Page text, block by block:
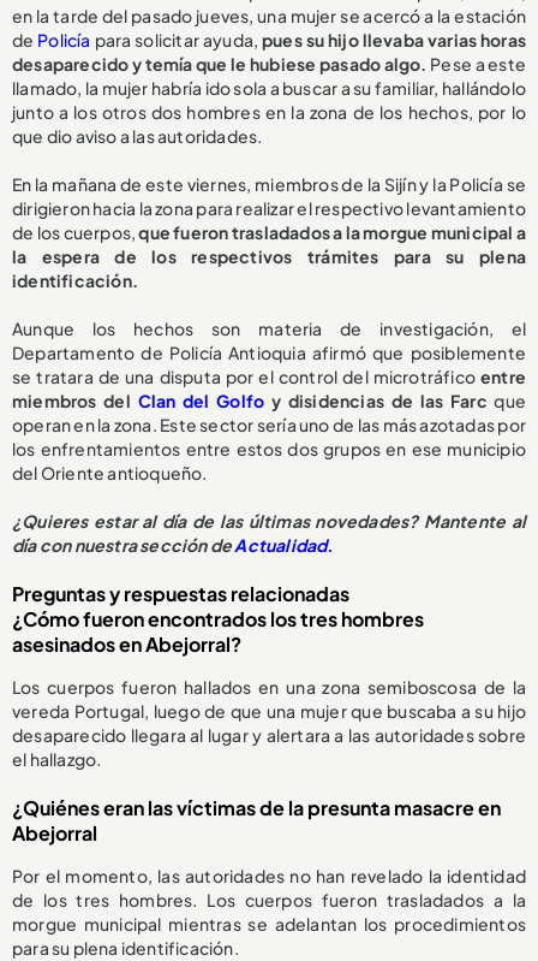
en la tarde del pasado jueves, una mujer se acercó a la estación
de Policía para solicitar ayuda, pues su hijo llevaba varias horas
desaparecido y temía que le hubiese pasado algo. Pese a este
llamado, la mujer habría ido sola a buscar a su familiar, hallándolo
junto a los otros dos hombres en la zona de los hechos, por lo
que dio aviso a las autoridades.
En la mañana de este viernes, miembros de la Sijín y la Policía se
dirigieron hacia la zona para realizar el respectivo levantamiento
de los cuerpos,que fueron trasladados a la morgue municipal a
la espera de los respectivos trámites para su plena
identificación.
Aunque los hechos son materia de investigación, el
Departamento de Policía Antioquia afirmó que posiblemente
se tratara de una disputa por el control del microtráfico entre
miembros del Clan del Golfo y disidencias de las Farcque
operan en la zona. Este sector sería uno de las más azotadas por
los enfrentamientos entre estos dos grupos en ese municipio
del Oriente antioqueño.
¿Quieres estar al día de las últimas novedades? Mantente al
día con nuestra sección deActualidad.
Preguntas y respuestas relacionadas
¿Cómo fueron encontrados los tres hombres
asesinados en Abejorral?
Los cuerpos fueron hallados en una zona semiboscosa de la
vereda Portugal, luego de que una mujer que buscaba a su hijo
desaparecido llegara al lugar y alertara a las autoridades sobre
el hallazgo.
¿Quiénes eran las víctimas de la presunta masacre en
Abejorral
Por el momento, las autoridades no han revelado la identidad
de los tres hombres. Los cuerpos fueron trasladados a la
morgue municipal mientras se adelantan los procedimientos
para su plena identificación.